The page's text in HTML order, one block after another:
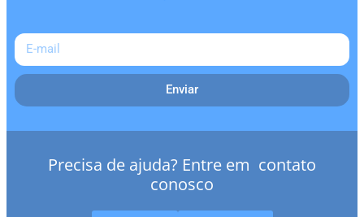
Enviar
Precisa de ajuda? Entre em contato
conosco